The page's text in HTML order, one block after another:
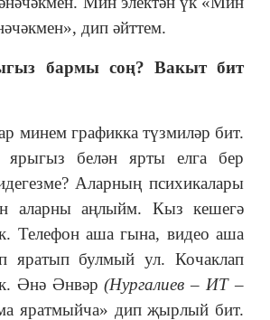
дип әйттем.
бармы соң? Вакыт бит
минем графикка түзмиләр бит.
белән ярты елга бер
Аларның психикалары
аларны аңлыйм. Кыз кешегә
Телефон аша гына, видео аша
яратып булмый ул. Кочаклап
Әнә Әнвәр(Нургалиев – ИТ –
яратмыйча» дип җырлый бит.